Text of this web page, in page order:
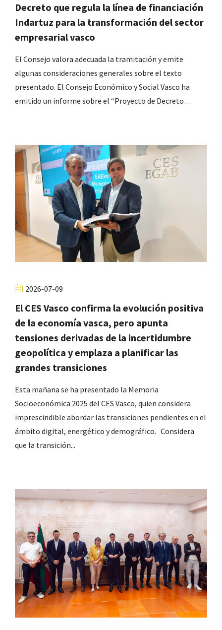
Decreto que regula la línea de financiación
Indartuz para la transformación del sector
empresarial vasco
El Consejo valora adecuada la tramitación y emite
algunas consideraciones generales sobre el texto
presentado. El Consejo Económico y Social Vasco ha
emitido un informe sobre el “Proyecto de Decreto…
2026-07-09
El CES Vasco confirma la evolución positiva
de la economía vasca, pero apunta
tensiones derivadas de la incertidumbre
geopolítica y emplaza a planificar las
grandes transiciones
Esta mañana se ha presentado la Memoria
Socioeconómica 2025 del CES Vasco, quien considera
imprescindible abordar las transiciones pendientes en el
ámbito digital, energético y demográfico. Considera
que la transición...